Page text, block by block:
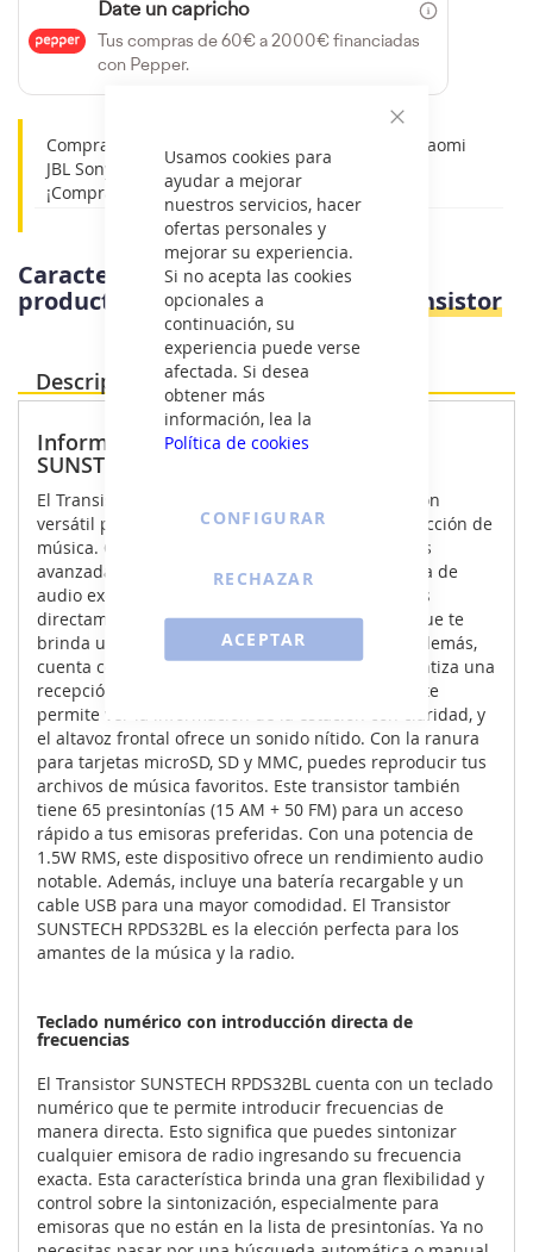
Cerrar
Usamos cookies para
ayudar a mejorar
nuestros servicios, hacer
ofertas personales y
mejorar su experiencia.
Si no acepta las cookies
opcionales a
continuación, su
experiencia puede verse
afectada. Si desea
obtener más
información, lea la
Política de cookies
ACEPTAR
CONFIGURAR
RECHAZAR
Date un capricho
Tus compras de 60€ a 2000€ financiadas
con Pepper.
Compra las mejores OFERTAS en Transistores Xiaomi
JBL Sony Samsung y mucho más en Electronow.
¡Comprar online es fácil!
Características e información del
producto
Sunstech RPDS32BL - Transistor
Descripción Producto
Información destacada - Transistor
SUNSTECH RPDS32BL
El Transistor SUNSTECH RPDS32BL es una solución
versátil para tus necesidades de radio y reproducción de
música. Con su diseño compacto y características
avanzadas, este transistor ofrece una experiencia de
audio excepcional. Puedes introducir frecuencias
directamente a través del teclado numérico, lo que te
brinda un control total sobre tu sintonización. Además,
cuenta con una antena FM telescópica que garantiza una
recepción óptima. El display LED de alta calidad te
permite ver la información de la estación con claridad, y
el altavoz frontal ofrece un sonido nítido. Con la ranura
para tarjetas microSD, SD y MMC, puedes reproducir tus
archivos de música favoritos. Este transistor también
tiene 65 presintonías (15 AM + 50 FM) para un acceso
rápido a tus emisoras preferidas. Con una potencia de
1.5W RMS, este dispositivo ofrece un rendimiento audio
notable. Además, incluye una batería recargable y un
cable USB para una mayor comodidad. El Transistor
SUNSTECH RPDS32BL es la elección perfecta para los
amantes de la música y la radio.
Teclado numérico con introducción directa de
frecuencias
El Transistor SUNSTECH RPDS32BL cuenta con un teclado
numérico que te permite introducir frecuencias de
manera directa. Esto significa que puedes sintonizar
cualquier emisora de radio ingresando su frecuencia
exacta. Esta característica brinda una gran flexibilidad y
control sobre la sintonización, especialmente para
emisoras que no están en la lista de presintonías. Ya no